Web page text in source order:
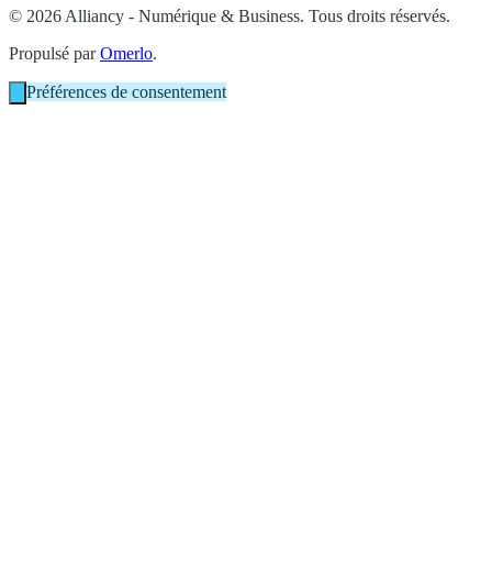
© 2026 Alliancy - Numérique & Business. Tous droits réservés.
Propulsé parOmerlo.
Préférences de consentement